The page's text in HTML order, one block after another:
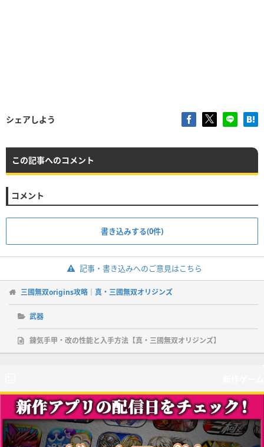
シェアしよう
この記事へのコメント
コメント
書き込みする(0件)
記事・書き込みへのご意見はこちら
三國無双origins攻略｜真・三國無双オリジンズ
武器
錬気手甲・改の性能と入手方法【真・三國無双オリジンズ】